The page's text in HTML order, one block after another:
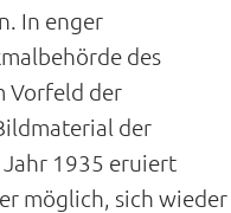
In enger
des
Vorfeld der
der
1935 eruiert
möglich, sich wieder